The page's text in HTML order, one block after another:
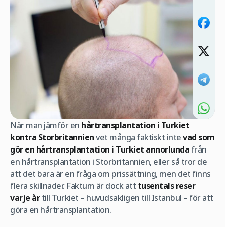
När man jämför en hårtransplantation i Turkiet
kontra Storbritannienvet många faktiskt intevad som
gör en hårtransplantation i Turkiet annorlunda från
en hårtransplantation i Storbritannien, eller så tror de
att det bara är en fråga om prissättning, men det finns
flera skillnader. Faktum är dock att tusentals reser
varje årtill Turkiet – huvudsakligen till Istanbul – för att
göra en hårtransplantation.